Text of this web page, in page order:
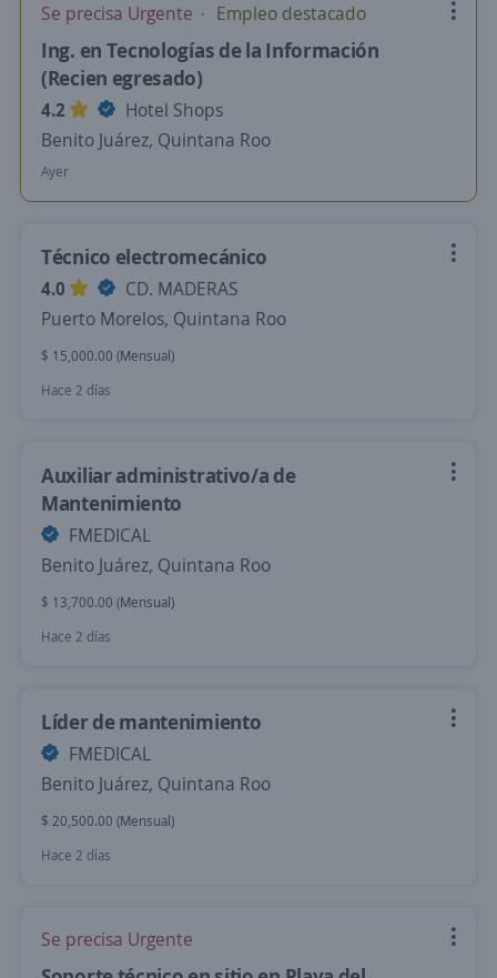
Se precisa Urgente Empleo destacado
Ing. en Tecnologías de la Información
(Recien egresado)
4.2
Hotel Shops
Benito Juárez, Quintana Roo
Ayer
Técnico electromecánico
4.0
CD. MADERAS
Puerto Morelos, Quintana Roo
$ 15,000.00 (Mensual)
Hace 2 días
Auxiliar administrativo/a de
Mantenimiento
FMEDICAL
Benito Juárez, Quintana Roo
$ 13,700.00 (Mensual)
Hace 2 días
Líder de mantenimiento
FMEDICAL
Benito Juárez, Quintana Roo
$ 20,500.00 (Mensual)
Hace 2 días
Se precisa Urgente